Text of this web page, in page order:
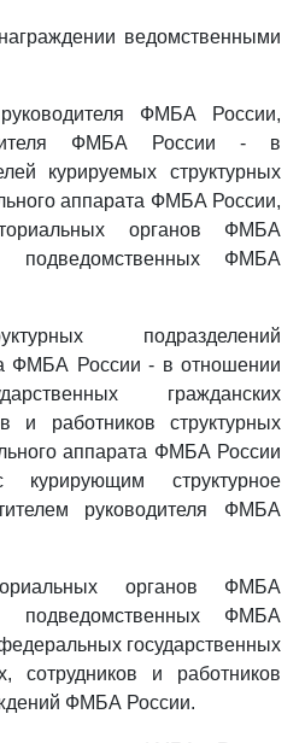
ведомственными
ФМБА России,
ФМБА России - в
курируемых структурных
аппарата ФМБА России,
органов ФМБА
подведомственных ФМБА
подразделений
ФМБА России - в отношении
гражданских
и работников структурных
аппарата ФМБА России
структурное
руководителя ФМБА
органов ФМБА
подведомственных ФМБА
государственных
сотрудников и работников
ФМБА России.